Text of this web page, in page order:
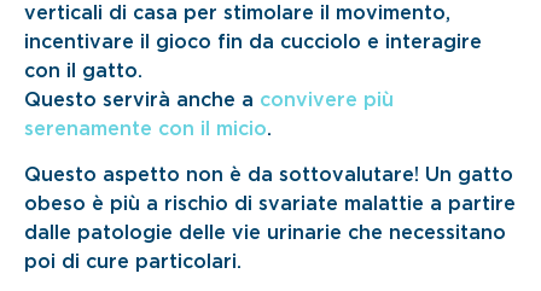
verticali di casa per stimolare il movimento,
incentivare il gioco fin da cucciolo e interagire
con il gatto.
Questo servirà anche a convivere più
serenamente con il micio.
Questo aspetto non è da sottovalutare! Un gatto
obeso è più a rischio di svariate malattie a partire
dalle patologie delle vie urinarie che necessitano
poi di cure particolari.